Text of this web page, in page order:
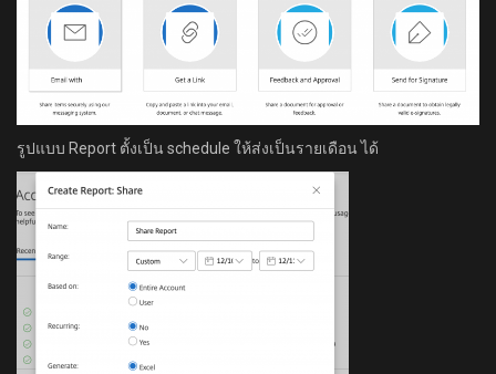
รูปแบบ Report ตั้งเป็น schedule ให้ส่งเป็นรายเดือน ได้